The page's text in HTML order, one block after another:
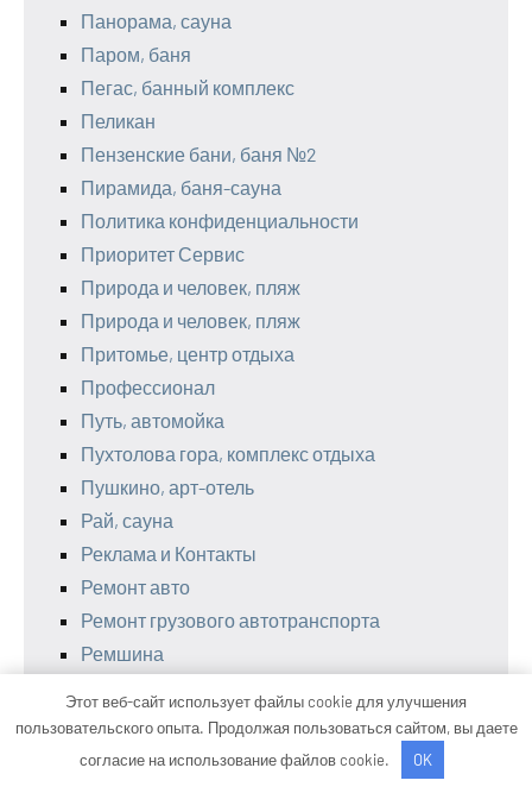
Панорама, сауна
Паром, баня
Пегас, банный комплекс
Пеликан
Пензенские бани, баня №2
Пирамида, баня-сауна
Политика конфиденциальности
Приоритет Сервис
Природа и человек, пляж
Природа и человек, пляж
Притомье, центр отдыха
Профессионал
Путь, автомойка
Пухтолова гора, комплекс отдыха
Пушкино, арт-отель
Рай, сауна
Реклама и Контакты
Ремонт авто
Ремонт грузового автотранспорта
Ремшина
Родники, автомойка
Родники, автомойка
Этот веб-сайт использует файлы cookie для улучшения
пользовательского опыта. Продолжая пользоваться сайтом, вы даете
согласие на использование файлов cookie.
OK